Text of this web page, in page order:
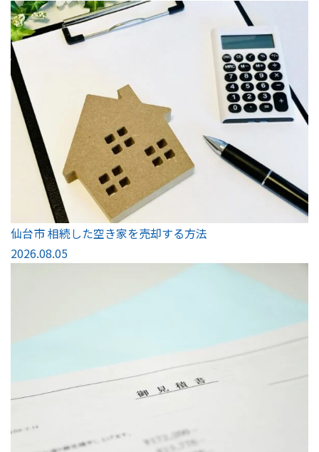
仙台市 相続した空き家を売却する方法
2026.08.05